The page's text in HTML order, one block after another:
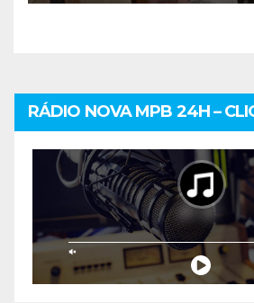
RÁDIO NOVA MPB 24H –